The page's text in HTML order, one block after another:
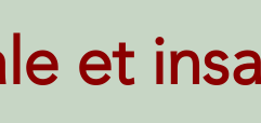
et